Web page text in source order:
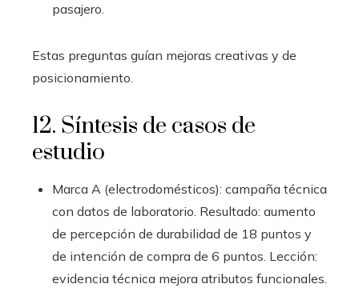
pasajero.
Estas preguntas guían mejoras creativas y de
posicionamiento.
12. Síntesis de casos de
estudio
Marca A (electrodomésticos): campaña técnica
con datos de laboratorio. Resultado: aumento
de percepción de durabilidad de 18 puntos y
de intención de compra de 6 puntos. Lección:
evidencia técnica mejora atributos funcionales.